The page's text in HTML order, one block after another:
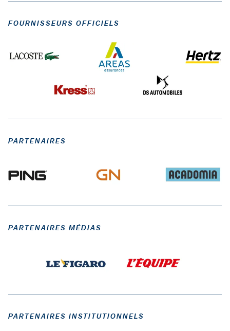
FOURNISSEURS OFFICIELS
PARTENAIRES
PARTENAIRES MÉDIAS
PARTENAIRES INSTITUTIONNELS